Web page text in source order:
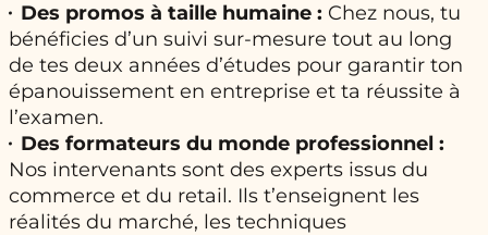
Des promos à taille humaine : Chez nous, tu
bénéficies d’un suivi sur-mesure tout au long
de tes deux années d’études pour garantir ton
épanouissement en entreprise et ta réussite à
l’examen.
Des formateurs du monde professionnel :
Nos intervenants sont des experts issus du
commerce et du retail. Ils t’enseignent les
réalités du marché, les techniques